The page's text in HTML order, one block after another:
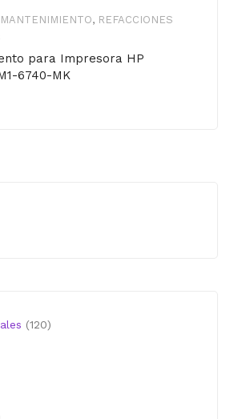
, REFACCIONES
para Impresora HP
6740-MK
120120